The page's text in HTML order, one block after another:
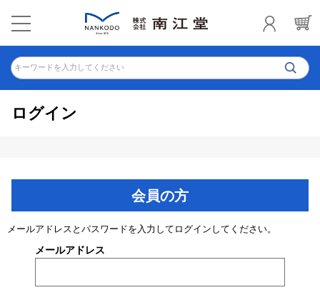
キーワードを入力してください
ログイン
会員の方
メールアドレスとパスワードを入力してログインしてください。
メールアドレス